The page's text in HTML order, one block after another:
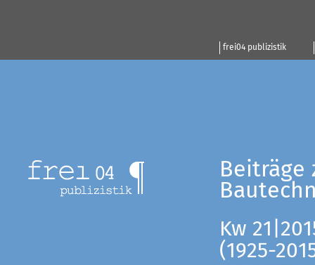
frei04 publizistik
Beiträge
Kw
(1925-